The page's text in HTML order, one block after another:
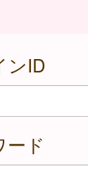
ンID
ード